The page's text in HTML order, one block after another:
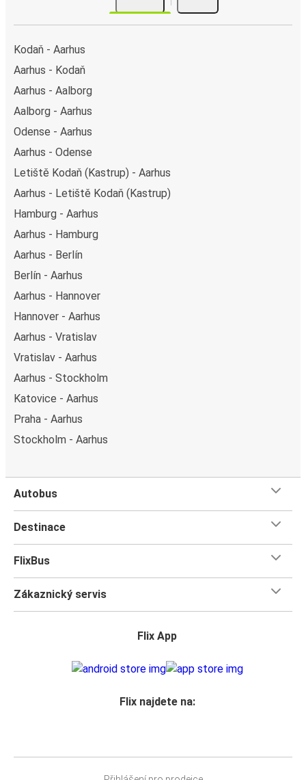
Kodaň - Aarhus
Aarhus - Kodaň
Aarhus - Aalborg
Aalborg - Aarhus
Odense - Aarhus
Aarhus - Odense
Letiště Kodaň (Kastrup) - Aarhus
Aarhus - Letiště Kodaň (Kastrup)
Hamburg - Aarhus
Aarhus - Hamburg
Aarhus - Berlín
Berlín - Aarhus
Aarhus - Hannover
Hannover - Aarhus
Aarhus - Vratislav
Vratislav - Aarhus
Aarhus - Stockholm
Katovice - Aarhus
Praha - Aarhus
Stockholm - Aarhus
Autobus
Destinace
FlixBus
Zákaznický servis
Flix App
Flix najdete na: